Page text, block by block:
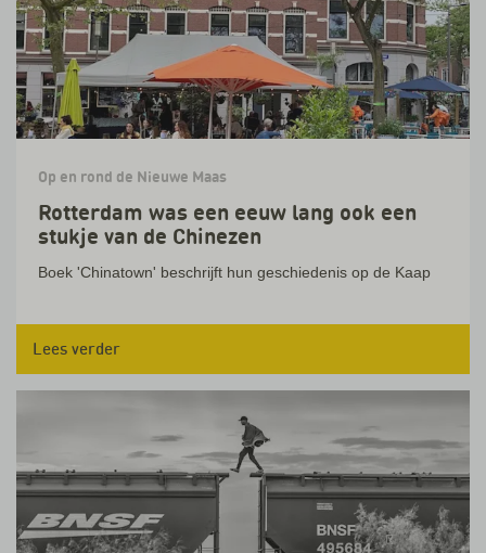
Op en rond de Nieuwe Maas
Rotterdam was een eeuw lang ook een
stukje van de Chinezen
Boek 'Chinatown' beschrijft hun geschiedenis op de Kaap
Lees verder